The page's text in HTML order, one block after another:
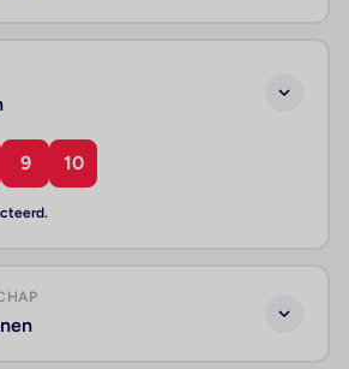
9 10